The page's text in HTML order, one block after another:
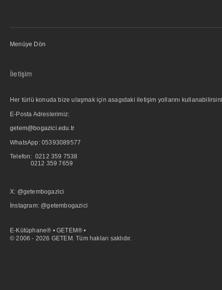
Menüye Dön
İletişim
Her türlü konuda bize ulaşmak için asagıdaki iletişim yollarını
E-Posta Adreslerimiz:
getem@bogazici.edu.tr
WhatsApp: 05393089577
Telefon: 0212 359 7538
0212 359 7659
X: @getembogazici
İnstagram: @getembogazici
E-Kütüphane® • GETEM® •
© 2006 - 2026 GETEM. Tüm hakları saklıdır.